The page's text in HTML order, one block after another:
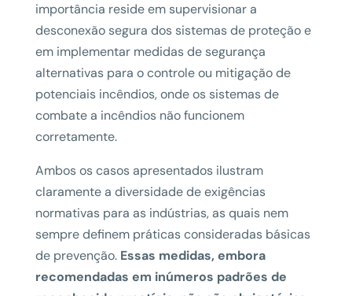
importância reside em supervisionar a
desconexão segura dos sistemas de proteção e
em implementar medidas de segurança
alternativas para o controle ou mitigação de
potenciais incêndios, onde os sistemas de
combate a incêndios não funcionem
corretamente.
Ambos os casos apresentados ilustram
claramente a diversidade de exigências
normativas para as indústrias, as quais nem
sempre definem práticas consideradas básicas
de prevenção. Essas medidas, embora
recomendadas em inúmeros padrões de